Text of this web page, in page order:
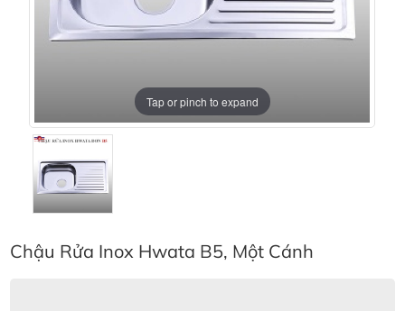
Tap or pinch to expand
Chậu Rửa Inox Hwata B5, Một Cánh